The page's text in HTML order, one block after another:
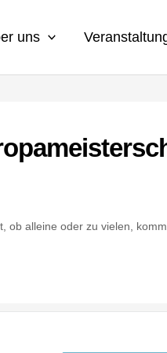
uns
alleine oder zu vielen,